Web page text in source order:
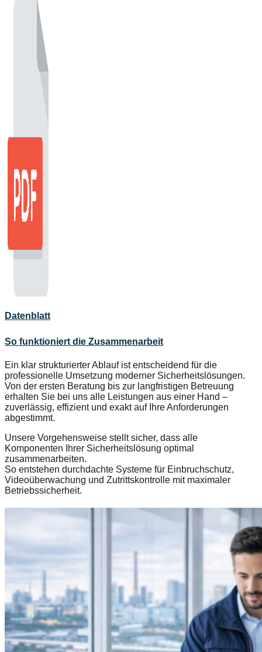
Datenblatt
So funktioniert die Zusammenarbeit
Ein klar strukturierter Ablauf ist entscheidend für die
professionelle Umsetzung moderner Sicherheitslösungen.
Von der ersten Beratung bis zur langfristigen Betreuung
erhalten Sie bei uns alle Leistungen aus einer Hand –
zuverlässig, effizient und exakt auf Ihre Anforderungen
abgestimmt.
Unsere Vorgehensweise stellt sicher, dass alle
Komponenten Ihrer Sicherheitslösung optimal
zusammenarbeiten.
So entstehen durchdachte Systeme für Einbruchschutz,
Videoüberwachung und Zutrittskontrolle mit maximaler
Betriebssicherheit.